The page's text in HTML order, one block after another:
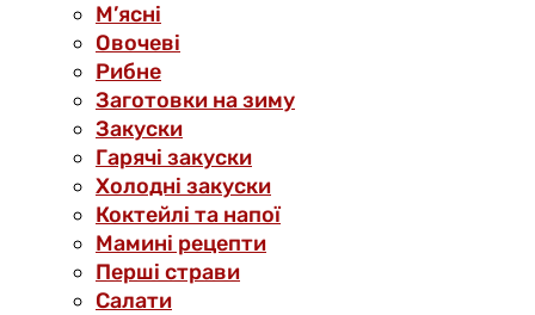
М’ясні
Овочеві
Рибне
Заготовки на зиму
Закуски
Гарячі закуски
Холодні закуски
Коктейлі та напої
Мамині рецепти
Перші страви
Салати